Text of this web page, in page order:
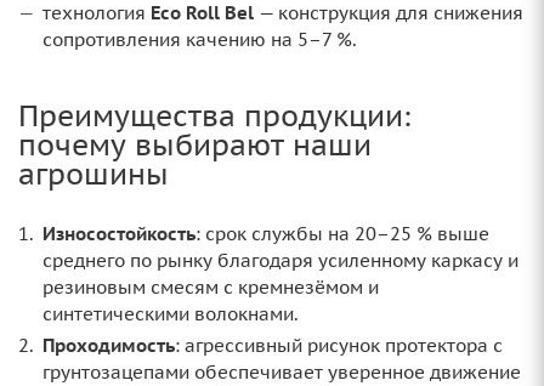
технология Eco Roll Bel — конструкция для снижения
сопротивления качению на 5–7 %.
Преимущества продукции:
почему выбирают наши
агрошины
Износостойкость: срок службы на 20–25 % выше
среднего по рынку благодаря усиленному каркасу и
резиновым смесям с кремнезёмом и
синтетическими волокнами.
Проходимость: агрессивный рисунок протектора с
грунтозацепами обеспечивает уверенное движение